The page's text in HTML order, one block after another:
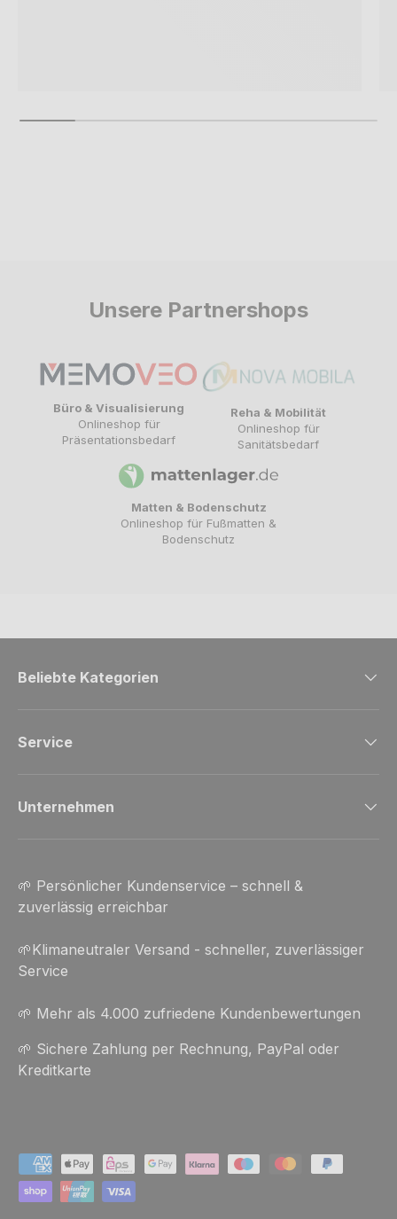
Unsere Partnershops
Büro & Visualisierung
Onlineshop für
Präsentationsbedarf
Reha & Mobilität
Onlineshop für
Sanitätsbedarf
Matten & Bodenschutz
Onlineshop für Fußmatten &
Bodenschutz
Beliebte Kategorien
Service
Unternehmen
🌱 Persönlicher Kundenservice – schnell &
zuverlässig erreichbar
🌱Klimaneutraler Versand - schneller, zuverlässiger
Service
🌱 Mehr als 4.000 zufriedene Kundenbewertungen
🌱 Sichere Zahlung per Rechnung, PayPal oder
Kreditkarte
Zahlungsmethoden